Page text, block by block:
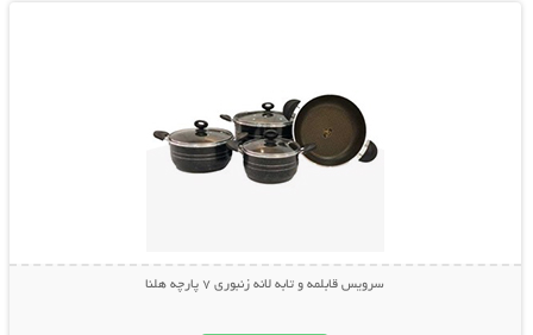
سرویس قابلمه و تابه لانه زنبوری 7 پارچه هلنا